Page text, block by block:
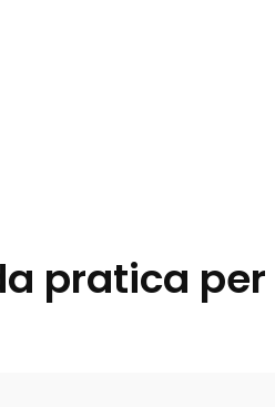
pratica